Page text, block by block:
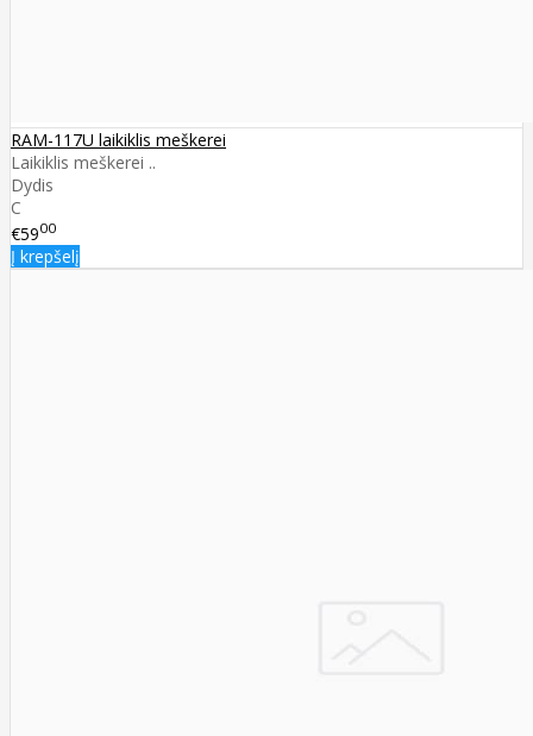
RAM-117U laikiklis meškerei
Laikiklis meškerei ..
Dydis
C
€5900
Į krepšelį